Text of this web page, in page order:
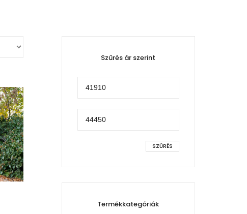
Szűrés ár szerint
SZŰRÉS
Termékkategóriák